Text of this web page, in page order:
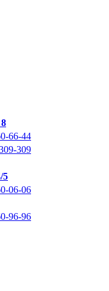
66-44
309
5
06-06
96-96